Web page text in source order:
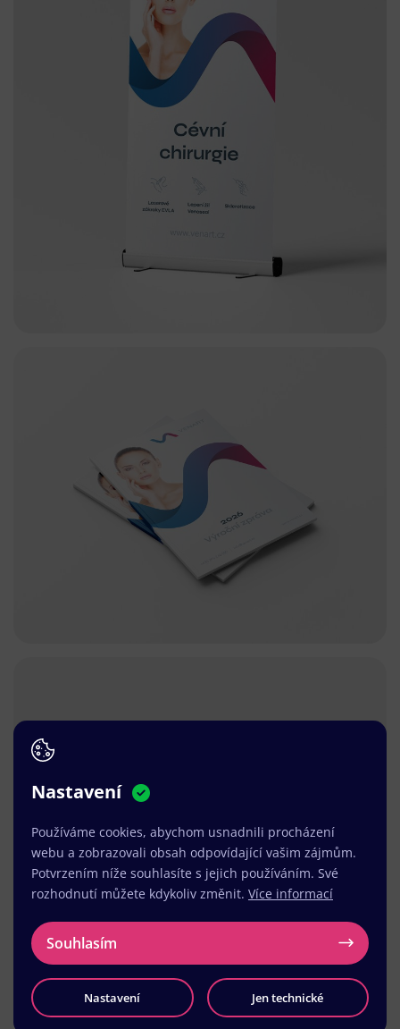
Načíst další
Nastavení
Používáme cookies, abychom usnadnili procházení
webu a zobrazovali obsah odpovídající vašim zájmům.
Potvrzením níže souhlasíte s jejich používáním. Své
rozhodnutí můžete kdykoliv změnit. Více informací
Souhlasím
Nastavení Jen technické